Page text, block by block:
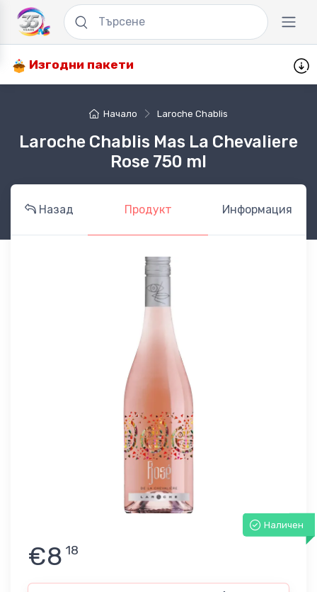
Изгодни пакети
Начало Laroche Chablis
Laroche Chablis Mas La Chevaliere
Rose 750 ml
Назад Продукт Информация
Наличен
€8 18